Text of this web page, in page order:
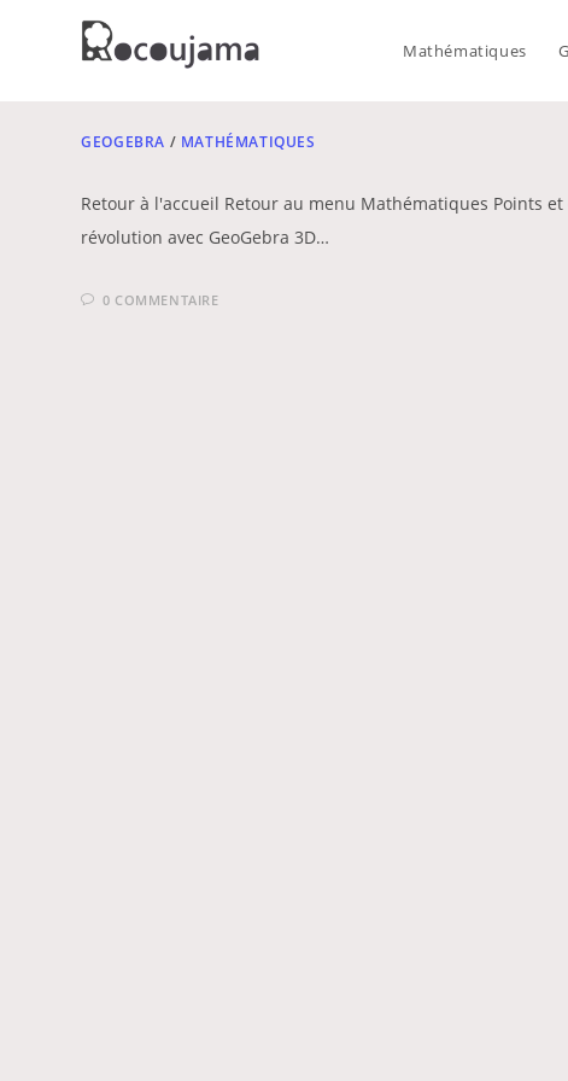
Mathématiques
GEOGEBRA / MATHÉMATIQUES
Retour à l'accueil Retour au menu Mathématiques Points
révolution avec GeoGebra 3D…
0 COMMENTAIRE